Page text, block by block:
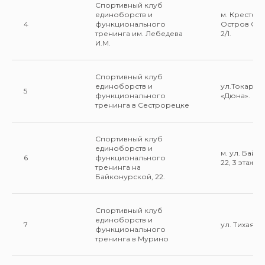
4
Спортивный клуб
единоборств и
функционального
тренинга им. Лебедева
И.М.
м.
Остров
2/1.
5
Спортивный клуб
единоборств и
функционального
тренинга в Сестрорецке
«Дюна».
6
Спортивный клуб
единоборств и
функционального
тренинга на
Байконурской, 22.
м. ул.
22, 3 этаж.
7
Спортивный клуб
единоборств и
функционального
тренинга в Мурино
ул. Тихая,